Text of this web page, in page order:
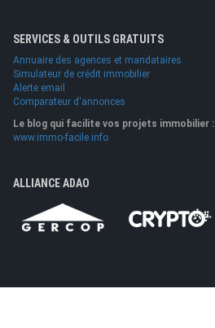
SERVICES & OUTILS GRATUITS
Annuaire des agences et mandataires
Simulateur de crédit immobilier
Alerte email
Comparateur d'annonces
Le blog qui facilite vos projets immobilier :
www.immo-facile.info
ALLIANCE ADAO